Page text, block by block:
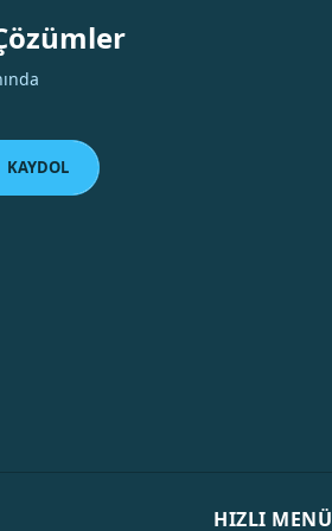
KAYDOL
HIZLI MENÜ